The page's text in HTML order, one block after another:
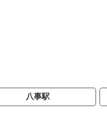
八事駅